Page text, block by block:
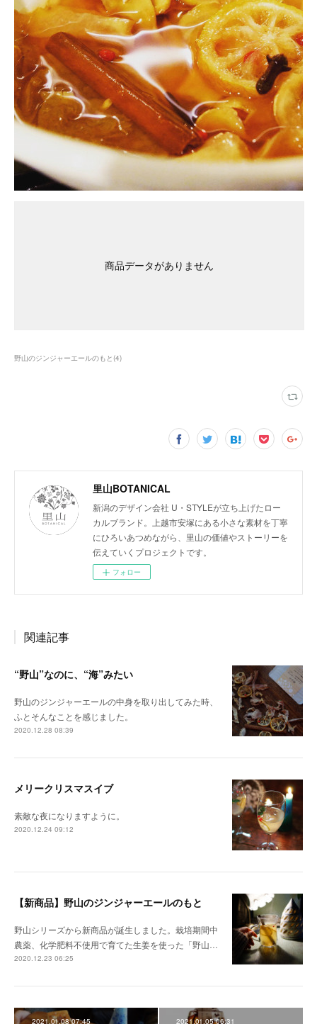
商品データがありません
野山のジンジャーエールのもと(4)
里山BOTANICAL
新潟のデザイン会社 U・STYLEが立ち上げたロー
カルブランド。上越市安塚にある小さな素材を丁寧
にひろいあつめながら、里山の価値やストーリーを
伝えていくプロジェクトです。
フォロー
関連記事
“野山”なのに、“海”みたい
野山のジンジャーエールの中身を取り出してみた時、
ふとそんなことを感じました。
2020.12.28 08:39
メリークリスマスイブ
素敵な夜になりますように。
2020.12.24 09:12
【新商品】野山のジンジャーエールのもと
野山シリーズから新商品が誕生しました。栽培期間中
農薬、化学肥料不使用で育てた生姜を使った「野山…
2020.12.23 06:25
2021.01.08 07:45 2021.01.05 06:31